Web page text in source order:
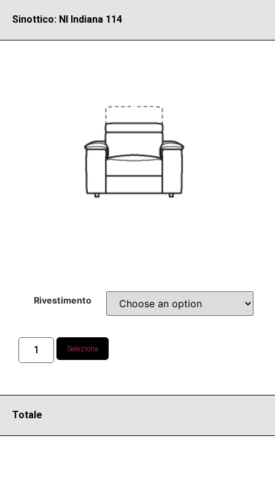
Sinottico: NI Indiana 114
Rivestimento
Seleziona
Totale